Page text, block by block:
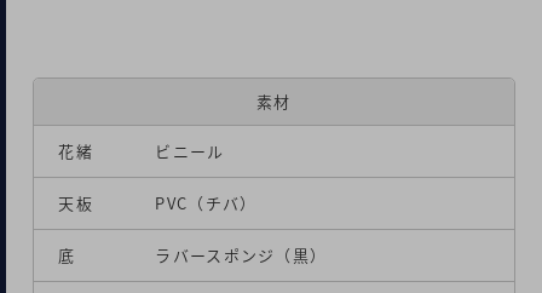
素材
花緒 ビニール
天板 PVC（チバ）
底 ラバースポンジ（黒）